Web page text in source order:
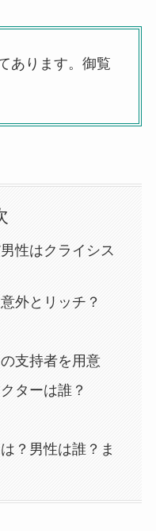
あります。御覧
性はクライシス
外とリッチ？
支持者を用意
ターは誰？
？男性は誰？ま